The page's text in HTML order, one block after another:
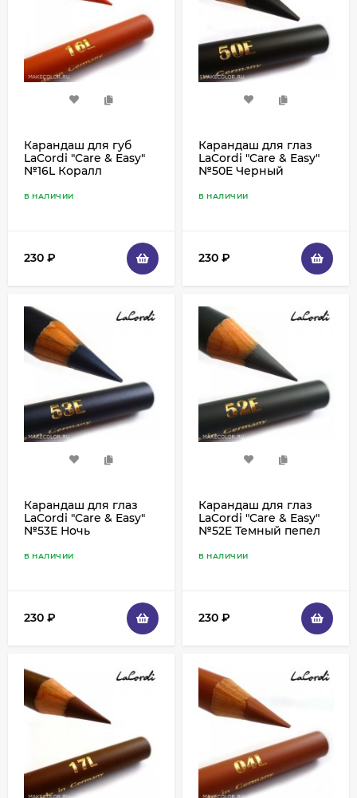
Карандаш для губ
LaCordi "Care & Easy"
№16L Коралл
В НАЛИЧИИ
230 ₽
Карандаш для глаз
LaCordi "Care & Easy"
№50E Черный
В НАЛИЧИИ
230 ₽
Карандаш для глаз
LaCordi "Care & Easy"
№53E Ночь
В НАЛИЧИИ
230 ₽
Карандаш для глаз
LaCordi "Care & Easy"
№52E Темный пепел
В НАЛИЧИИ
230 ₽